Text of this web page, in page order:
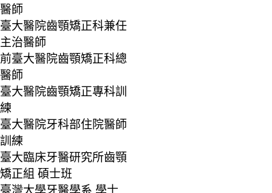
醫師
臺大醫院齒顎矯正科兼任
主治醫師
前臺大醫院齒顎矯正科總
醫師
臺大醫院齒顎矯正專科訓
練
臺大醫院牙科部住院醫師
訓練
臺大臨床牙醫研究所齒顎
矯正組 碩士班
臺灣大學牙醫學系 學士